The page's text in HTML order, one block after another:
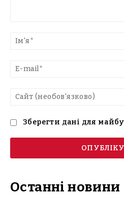
текст
Зберегти дані для
Останні новини